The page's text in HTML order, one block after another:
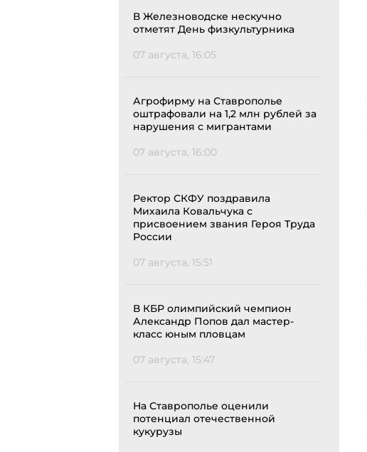
В Железноводске нескучно
отметят День физкультурника
07 августа, 16:05
Агрофирму на Ставрополье
оштрафовали на 1,2 млн рублей за
нарушения с мигрантами
07 августа, 16:00
Ректор СКФУ поздравила
Михаила Ковальчука с
присвоением звания Героя Труда
России
07 августа, 15:51
В КБР олимпийский чемпион
Александр Попов дал мастер-
класс юным пловцам
07 августа, 15:47
На Ставрополье оценили
потенциал отечественной
кукурузы